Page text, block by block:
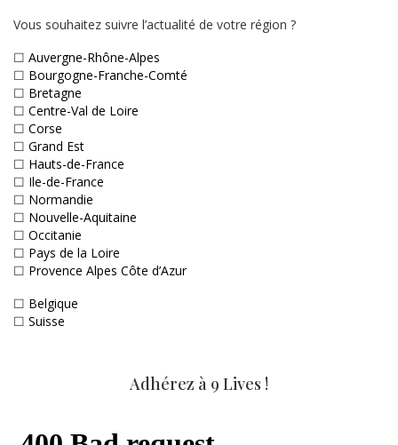
Vous souhaitez suivre l’actualité de votre région ?
☐ Auvergne-Rhône-Alpes
☐ Bourgogne-Franche-Comté
☐ Bretagne
☐ Centre-Val de Loire
☐ Corse
☐ Grand Est
☐ Hauts-de-France
☐ Ile-de-France
☐ Normandie
☐ Nouvelle-Aquitaine
☐ Occitanie
☐ Pays de la Loire
☐ Provence Alpes Côte d’Azur
☐ Belgique
☐ Suisse
Adhérez à 9 Lives !